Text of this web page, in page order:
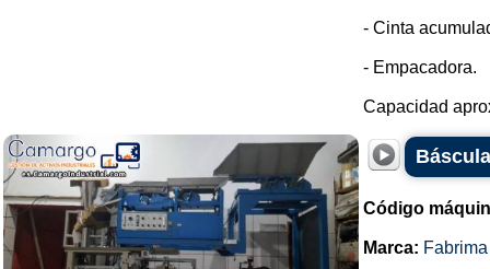
- Cinta
- Empacadora.
Capacidad
Código
Marca: Fabrima